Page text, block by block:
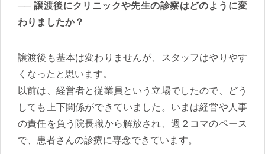
譲渡後にクリニックや先生の診察はどのように変
わりましたか？
譲渡後も基本は変わりませんが、スタッフはやりやす
くなったと思います。
以前は、経営者と従業員という立場でしたので、どう
しても上下関係ができていました。いまは経営や人事
の責任を負う院長職から解放され、週２コマのペース
で、患者さんの診療に専念できています。